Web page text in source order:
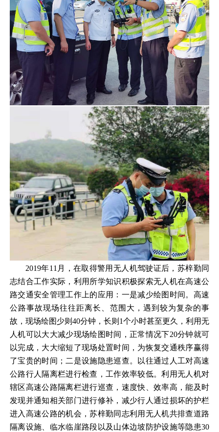
2019年11月，在取得警用无人机驾驶证后，苏梓勤同
志结合工作实际，利用所学知识积极探索无人机在高速公
路交通安全管理工作上的应用：一是减少绘图时间。高速
公路事故现场往往距离长、范围大，遇到较为复杂的事
故，现场绘图少则40分钟，长则1个小时甚至更久，利用无
人机可以大大减少现场绘图时间，正常情况下20分钟就可
以完成，大大缩短了现场处置时间，为恢复交通秩序赢得
了宝贵的时间；二是设施隐患巡查。以往通过人工对高速
公路行人隔离栏进行检查，工作效率较低。利用无人机对
辖区高速公路隔离栏进行巡查，速度快、效率高，能及时
发现并通知相关部门进行修补，减少行人通过损坏的护栏
进入高速公路的机会，苏梓勤同志利用无人机共排查道路
隔离设施、临水临崖路段以及山体边坡防护设施等隐患30